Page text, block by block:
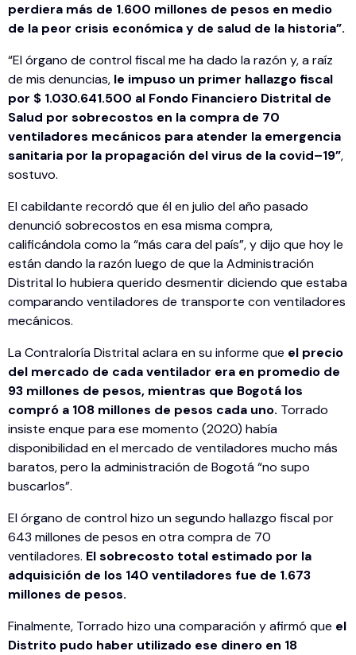
perdiera más de 1.600 millones de pesos en medio
de la peor crisis económica y de salud de la historia”.
“El órgano de control fiscal me ha dado la razón y, a raíz
de mis denuncias, le impuso un primer hallazgo fiscal
por $ 1.030.641.500 al Fondo Financiero Distrital de
Salud por sobrecostos en la compra de 70
ventiladores mecánicos para atender la emergencia
sanitaria por la propagación del virus de la covid–19”,
sostuvo.
El cabildante recordó que él en julio del año pasado
denunció sobrecostos en esa misma compra,
calificándola como la “más cara del país”, y dijo que hoy le
están dando la razón luego de que la Administración
Distrital lo hubiera querido desmentir diciendo que estaba
comparando ventiladores de transporte con ventiladores
mecánicos.
La Contraloría Distrital aclara en su informe que el precio
del mercado de cada ventilador era en promedio de
93 millones de pesos, mientras que Bogotá los
compró a 108 millones de pesos cada uno. Torrado
insiste enque para ese momento (2020) había
disponibilidad en el mercado de ventiladores mucho más
baratos, pero la administración de Bogotá “no supo
buscarlos”.
El órgano de control hizo un segundo hallazgo fiscal por
643 millones de pesos en otra compra de 70
ventiladores. El sobrecosto total estimado por la
adquisición de los 140 ventiladores fue de 1.673
millones de pesos.
Finalmente, Torrado hizo una comparación y afirmó que el
Distrito pudo haber utilizado ese dinero en 18